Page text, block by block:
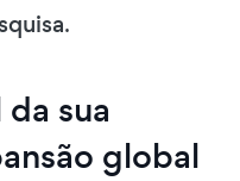
.
sua
global